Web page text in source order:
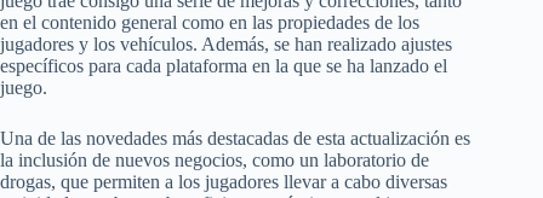
en el contenido general como en las propiedades de los
jugadores y los vehículos. Además, se han realizado ajustes
específicos para cada plataforma en la que se ha lanzado el
juego.
Una de las novedades más destacadas de esta actualización es
la inclusión de nuevos negocios, como un laboratorio de
drogas, que permiten a los jugadores llevar a cabo diversas